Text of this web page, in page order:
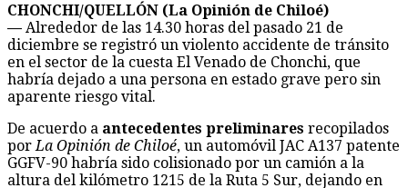
CHONCHI/QUELLÓN (La Opinión de Chiloé)
— Alrededor de las 14.30 horas del pasado 21 de
diciembre se registró un violento accidente de tránsito
en el sector de la cuesta El Venado de Chonchi, que
habría dejado a una persona en estado grave pero sin
aparente riesgo vital.
De acuerdo a antecedentes preliminares recopilados
porLa Opinión de Chiloé, un automóvil JAC A137 patente
GGFV-90 habría sido colisionado por un camión a la
altura del kilómetro 1215 de la Ruta 5 Sur, dejando en